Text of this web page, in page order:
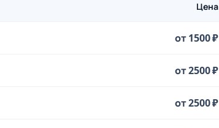
Цена
от 1500 ₽
от 2500 ₽
от 2500 ₽